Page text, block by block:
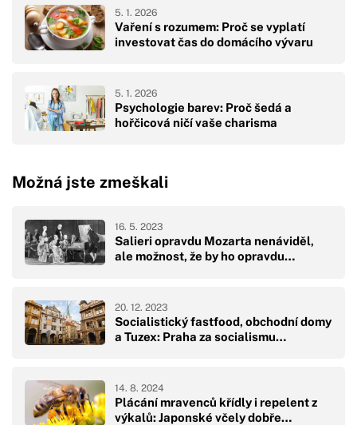
Vaření s rozumem: Proč se vyplatí
investovat čas do domácího vývaru
5. 1. 2026
Psychologie barev: Proč šedá a
hořčicová ničí vaše charisma
5. 1. 2026
Možná jste zmeškali
Salieri opravdu Mozarta nenáviděl,
ale možnost, že by ho opravdu…
16. 5. 2023
Socialistický fastfood, obchodní domy
a Tuzex: Praha za socialismu…
20. 12. 2023
Plácání mravenců křídly i repelent z
výkalů: Japonské včely dobře…
14. 8. 2024